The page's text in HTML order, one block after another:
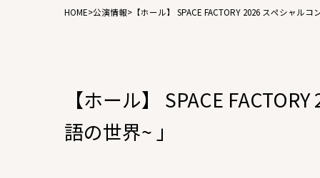
HOME>公演情報>【ホール】 SPACE FACTORY 2026 スペシャル
【ホール】 SPACE
語の世界~ 」